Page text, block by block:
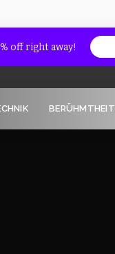
off right away!
BERÜHMTHEIT